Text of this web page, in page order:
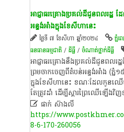
អាជ្ញាធរ​​គ្រោង​ប្រគល់​ដីជូន​ពលរដ្ឋ​
អន្ទង់​អាំង​ក្នុង​ខែ​សីហា​នេះ
ថ្ងៃទី ៧ ខែសីហា ឆ្នាំ២០២៤ ភ្នំ
ធនធានធម្មជាតិ/ដីធ្លី/ចំណាត់ថ្នាក់ដីធ្លី
អាជ្ញាធរ​​គ្រោង​នឹង​ប្រគល់​ដីជូន​ពល
ព្រម​ចាក​ចេញ​ពី​តំបន់​អន្ទង់អាំង (ភ្នំ
ក្នុង​ខែ​សីហា​នេះ​ ខណៈ​ដែល​កូន​ឈើ​
តែ​ត្រូវ​ដាំ ដើម្បី​ស្ដារ​ព្រៃ​ឈើ​ឡើង​វិ
ផាក់ ស៊ាងលី
https://
8-6-170-260056